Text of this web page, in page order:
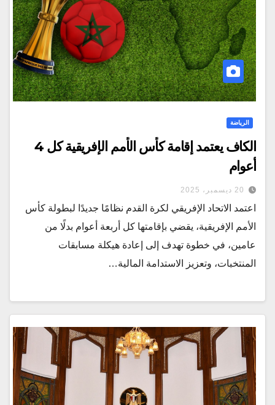
الرياضة
الكاف يعتمد إقامة كأس الأمم الإفريقية كل 4
أعوام
20 ديسمبر، 2025
اعتمد الاتحاد الإفريقي لكرة القدم نظامًا جديدًا لبطولة كأس
الأمم الإفريقية، يقضي بإقامتها كل أربعة أعوام بدلًا من
عامين، في خطوة تهدف إلى إعادة هيكلة مسابقات
المنتخبات، وتعزيز الاستدامة المالية…